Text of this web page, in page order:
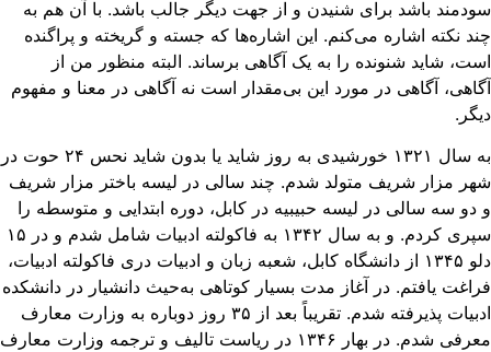
باشد برای شنیدن و از جهت دیگر جالب باشد. با آن هم به
نکته اشاره می‌کنم. این اشاره‌ها که جسته و گریخته و پراگنده
شاید شنونده را به یک آگاهی برساند. البته منظور من از
آگاهی در مورد این بی‌مقدار است نه آگاهی در معنا و مفهوم
به سال ۱۳۲۱ خورشیدی به روز شاید یا بدون شاید نحس ۲۴ حوت در
مزار شریف متولد شدم. چند سالی در لیسه باختر مزار شریف
دو سه سالی در لیسه حبیبیه در کابل، دوره ابتدایی و متوسطه را
سپری کردم. و به سال ۱۳۴۲ به فاکولته ادبیات شامل شدم و در ۱۵
دلو ۱۳۴۵ از دانشگاه کابل، شعبه زبان و ادبیات دری فاکولته ادبیات،
یافتم. در آغاز مدت بسیار کوتاهی به‌حیث دانشیار در دانشکده
ادبیات پذیرفته شدم. تقریباً بعد از ۳۵ روز دوباره به ‌وزارت معارف
معرفی شدم. در بهار ۱۳۴۶ در ریاست تالیف و ترجمه وزارت معارف